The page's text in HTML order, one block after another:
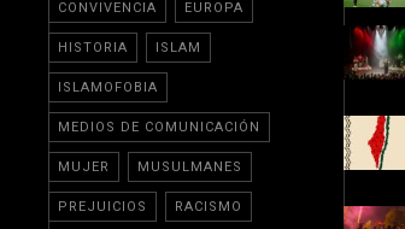
CONVIVENCIA EUROPA
HISTORIA ISLAM
ISLAMOFOBIA
MEDIOS DE COMUNICACIÓN
MUJER MUSULMANES
PREJUICIOS RACISMO